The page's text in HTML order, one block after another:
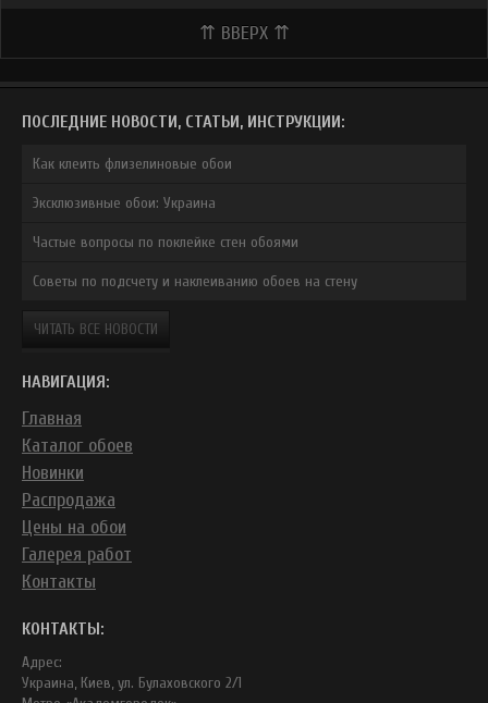
⇈ ВВЕРХ ⇈
ПОСЛЕДНИЕ НОВОСТИ, СТАТЬИ, ИНСТРУКЦИИ:
Как клеить флизелиновые обои
Эксклюзивные обои: Украина
Частые вопросы по поклейке стен обоями
Советы по подсчету и наклеиванию обоев на стену
ЧИТАТЬ ВСЕ НОВОСТИ
НАВИГАЦИЯ:
Главная
Каталог обоев
Новинки
Распродажа
Цены на обои
Галерея работ
Контакты
КОНТАКТЫ:
Адрес:
Украина, Киев, ул. Булаховского 2/1